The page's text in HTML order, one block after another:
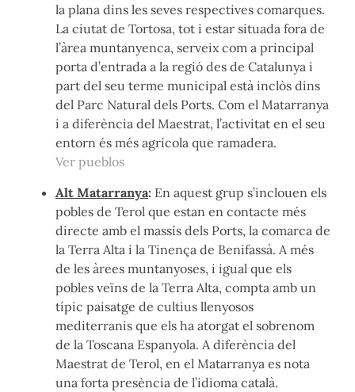
la plana dins les seves respectives comarques.
La ciutat de Tortosa, tot i estar situada fora de
l’àrea muntanyenca, serveix com a principal
porta d’entrada a la regió des de Catalunya i
part del seu terme municipal està inclòs dins
del Parc Natural dels Ports. Com el Matarranya
i a diferència del Maestrat, l’activitat en el seu
entorn és més agrícola que ramadera.
Ver pueblos
Alt Matarranya: En aquest grup s’inclouen els
pobles de Terol que estan en contacte més
directe amb el massís dels Ports, la comarca de
la Terra Alta i la Tinença de Benifassà. A més
de les àrees muntanyoses, i igual que els
pobles veïns de la Terra Alta, compta amb un
típic paisatge de cultius llenyosos
mediterranis que els ha atorgat el sobrenom
de la Toscana Espanyola. A diferència del
Maestrat de Terol, en el Matarranya es nota
una forta presència de l’idioma català.